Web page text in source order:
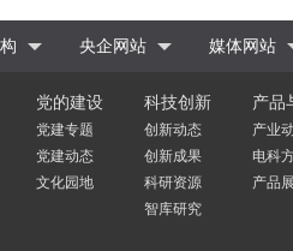
央企网站 媒体网站
党的建设
党建专题
党建动态
文化园地
科技创新
创新动态
创新成果
科研资源
智库研究
产品
产业
电科
产品